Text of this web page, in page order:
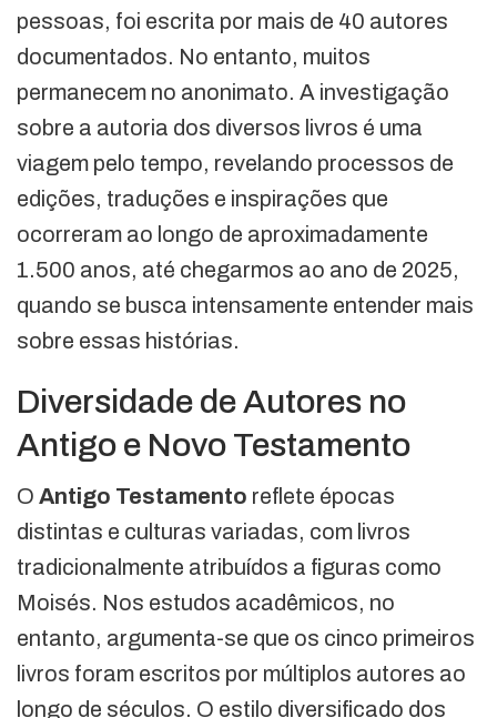
pessoas, foi escrita por mais de 40 autores
documentados. No entanto, muitos
permanecem no anonimato. A investigação
sobre a autoria dos diversos livros é uma
viagem pelo tempo, revelando processos de
edições, traduções e inspirações que
ocorreram ao longo de aproximadamente
1.500 anos, até chegarmos ao ano de 2025,
quando se busca intensamente entender mais
sobre essas histórias.
Diversidade de Autores no
Antigo e Novo Testamento
O Antigo Testamento reflete épocas
distintas e culturas variadas, com livros
tradicionalmente atribuídos a figuras como
Moisés. Nos estudos acadêmicos, no
entanto, argumenta-se que os cinco primeiros
livros foram escritos por múltiplos autores ao
longo de séculos. O estilo diversificado dos